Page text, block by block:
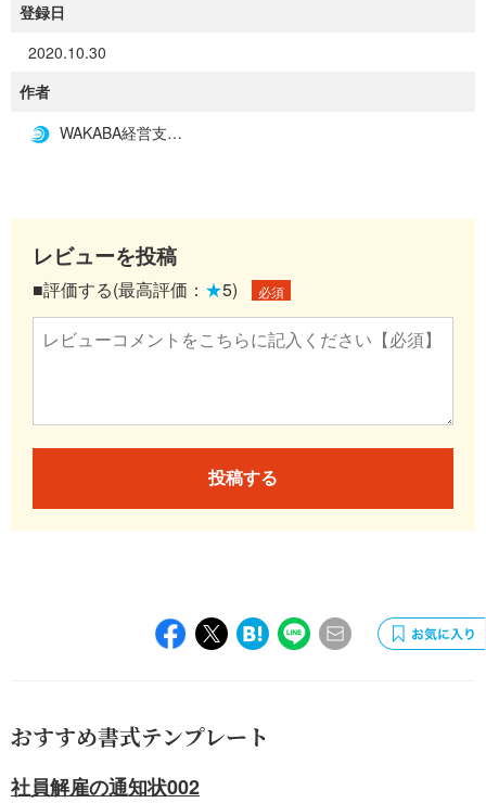
登録日
2020.10.30
作者
WAKABA経営支援事務所
レビューを投稿
■評価する(最高評価： ★5) 必須
投稿する
おすすめ書式テンプレート
社員解雇の通知状002